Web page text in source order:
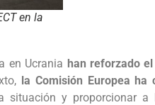
en la
en Ucrania han reforzado
la Comisión Europea ha
situación y proporcionar